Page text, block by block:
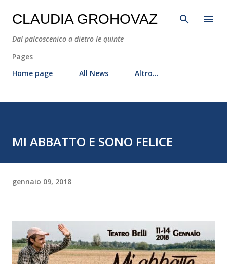
Passa ai contenuti principali
CLAUDIA GROHOVAZ
Dal palcoscenico a dietro le quinte
Pages
Home page
All News Altro…
MI ABBATTO E SONO FELICE
gennaio 09, 2018